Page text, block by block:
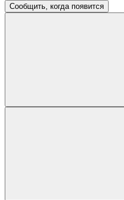
Сообщить, когда появится